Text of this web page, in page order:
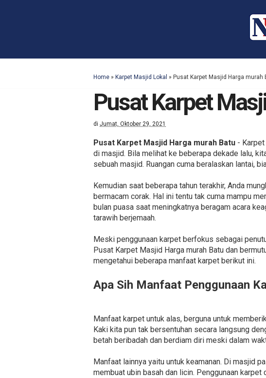
Home » Karpet Masjid Lokal » Pusat Karpet Masjid Harga murah
Pusat Karpet
di Jumat, Oktober 29, 2021
Pusat Karpet Masjid Harga murah Batu -
di masjid. Bila melihat ke beberapa dekade lalu,
sebuah masjid. Ruangan cuma beralaskan lantai,
Kemudian saat beberapa tahun terakhir, Anda
bermacam corak. Hal ini tentu tak cuma mampu
bulan puasa saat meningkatnya beragam acara
tarawih berjemaah.
Meski penggunaan karpet berfokus sebagai
Pusat Karpet Masjid Harga murah Batu dan
mengetahui beberapa manfaat karpet berikut ini.
Apa Sih Manfaat Penggunaan
Manfaat karpet untuk alas, berguna untuk
Kaki kita pun tak bersentuhan secara langsung
betah beribadah dan berdiam diri meski dalam
Manfaat lainnya yaitu untuk keamanan. Di masjid
membuat ubin basah dan licin. Penggunaan